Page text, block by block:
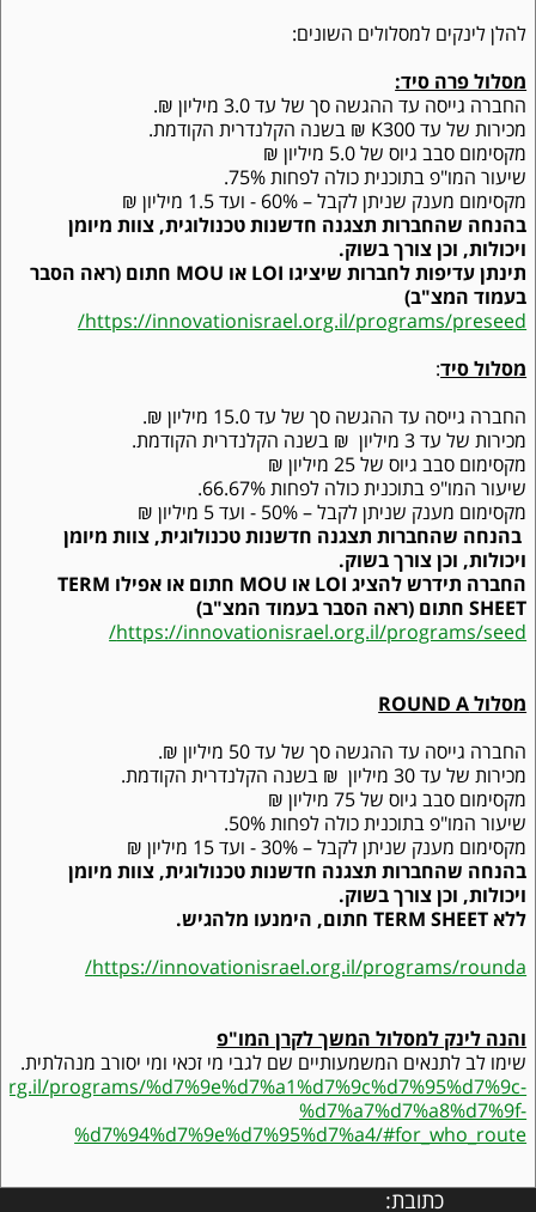
להלן לינקים למסלולים השונים:
מסלול פרה סיד:
החברה גייסה עד ההגשה סך של עד 3.0 מיליון ₪.
מכירות של עד 300
K ₪ בשנה הקלנדרית הקודמת.
מקסימום סבב גיוס של 5.0 מיליון ₪
שיעור המו"פ בתוכנית כולה לפחות 75%.
מקסימום מענק שניתן לקבל – 60% - ועד 1.5 מיליון ₪
בהנחה שהחברות תצגנה חדשנות טכנולוגית, צוות מיומן
ויכולות, וכן צורך בשוק.
תינתן עדיפות לחברות שיציגו LOI או MOU חתום (ראה הסבר
בעמוד המצ"ב)
https://innovationisrael.org.il/programs/preseed
/
מסלול סיד:
החברה גייסה עד ההגשה סך של עד 15.0 מיליון ₪.
מכירות של עד 3 מיליון ₪ בשנה הקלנדרית הקודמת.
מקסימום סבב גיוס של 25 מיליון ₪
שיעור המו"פ בתוכנית כולה לפחות 66.67%.
מקסימום מענק שניתן לקבל – 50% - ועד 5 מיליון ₪
בהנחה שהחברות תצגנה חדשנות טכנולוגית, צוות מיומן
ויכולות, וכן צורך בשוק.
החברה תידרש להציג LOI או MOU חתום או אפילו TERM
SHEET חתום (ראה הסבר בעמוד המצ"ב)
https://innovationisrael.org.il/programs/seed
/
מסלול ROUND A
החברה גייסה עד ההגשה סך של עד 50 מיליון ₪.
מכירות של עד 30 מיליון ₪ בשנה הקלנדרית הקודמת.
מקסימום סבב גיוס של 75 מיליון ₪
שיעור המו"פ בתוכנית כולה לפחות 50%.
מקסימום מענק שניתן לקבל – 30% - ועד 15 מיליון ₪
בהנחה שהחברות תצגנה חדשנות טכנולוגית, צוות מיומן
ויכולות, וכן צורך בשוק.
ללא TERM SHEET חתום, הימנעו מלהגיש.
https://innovationisrael.org.il/programs/rounda
/
והנה לינק למסלול המשך לקרן המו"פ
שימו לב לתנאים המשמעותיים שם לגבי מי זכאי ומי יסורב מנהלתית.
programs/%d7%9e%d7%a1%d7%9c%d7%95%d7%9c-
%d7%a7%d7%a8%d7%9f-
%d7%94%d7%9e%d7%95%d7%a4/#for_who_route
כתובת: